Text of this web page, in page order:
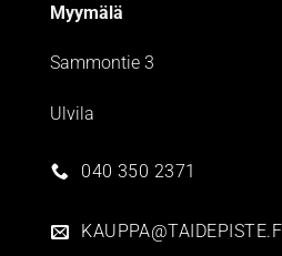
Myymälä
Sammontie 3
Ulvila
040 350 2371
KAUPPA@TAIDEPISTE.FI